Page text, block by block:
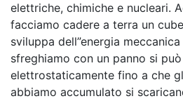
elettriche, chimiche e nucleari.
facciamo cadere a terra un
sviluppa dell”energia
sfreghiamo con un panno si
elettrostaticamente fino a che
abbiamo accumulato si